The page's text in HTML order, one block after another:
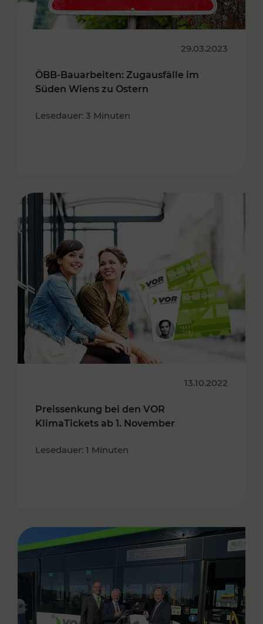
29.03.2023
ÖBB-Bauarbeiten: Zugausfälle im
Süden Wiens zu Ostern
Lesedauer: 3 Minuten
13.10.2022
Preissenkung bei den VOR
KlimaTickets ab 1. November
Lesedauer: 1 Minuten